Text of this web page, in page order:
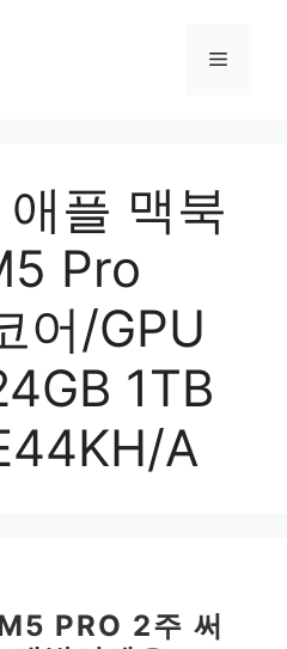
메
플 맥북
Pro
어/GPU
1TB
A
PRO 2주 써